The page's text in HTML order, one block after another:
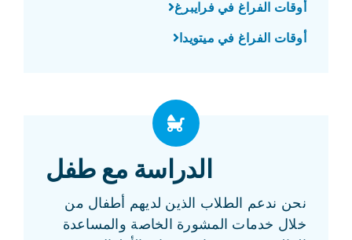
أوقات الفراغ في فرايبرغ
أوقات الفراغ في ميتويدا
الدراسة مع طفل
نحن ندعم الطلاب الذين لديهم أطفال من
خلال خدمات المشورة الخاصة والمساعدة